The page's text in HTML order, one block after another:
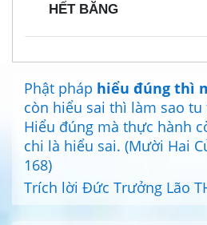
HẾT BĂNG
Phật pháp hiểu đúng thì
còn hiểu sai thì làm sao
Hiểu đúng mà thực hành
chi là hiểu sai. (Mười Hai
168)
Trích lời Đức Trưởng Lão